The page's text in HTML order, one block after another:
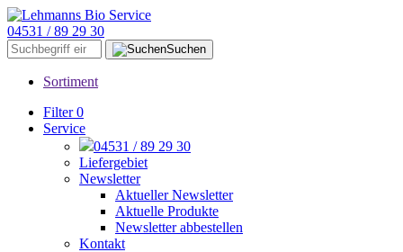
04531 / 89 29 30
Suchen
Sortiment
Filter 0
Service
04531 / 89 29 30
Liefergebiet
Newsletter
Aktueller Newsletter
Aktuelle Produkte
Newsletter abbestellen
Kontakt